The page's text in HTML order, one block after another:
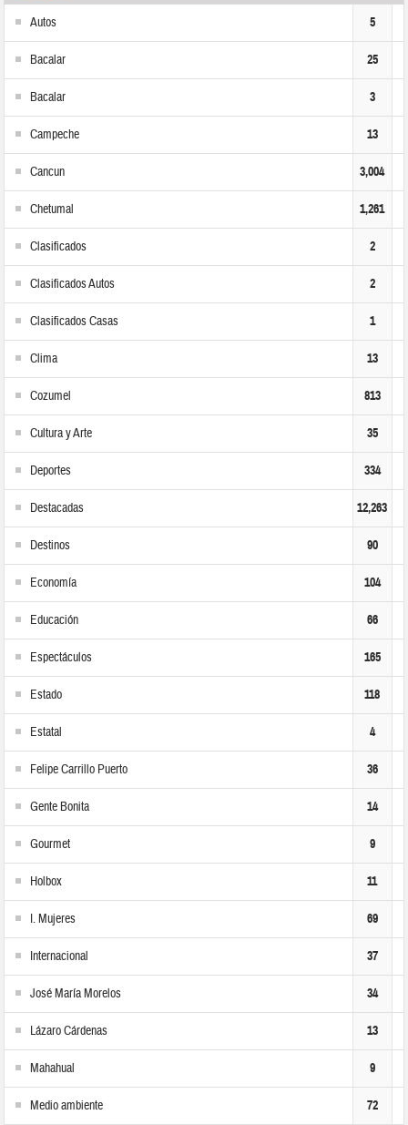
Autos 5
Bacalar 25
Bacalar 3
Campeche 13
Cancun 3,004
Chetumal 1,261
Clasificados 2
Clasificados Autos 2
Clasificados Casas 1
Clima 13
Cozumel 813
Cultura y Arte 35
Deportes 334
Destacadas 12,263
Destinos 90
Economía 104
Educación 66
Espectáculos 165
Estado 118
Estatal 4
Felipe Carrillo Puerto 36
Gente Bonita 14
Gourmet 9
Holbox 11
I. Mujeres 69
Internacional 37
José María Morelos 34
Lázaro Cárdenas 13
Mahahual 9
Medio ambiente 72